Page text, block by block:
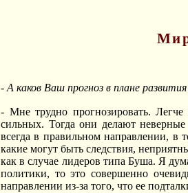
- А каков Ваш прогноз в плане
- Мне трудно прогнозировать. Легче
сильных. Тогда они делают
всегда в правильном направлении, в
какие могут быть следствия,
как в случае лидеров типа Буша. Я
политики, то это совершенно
направлении из-за того, что ее